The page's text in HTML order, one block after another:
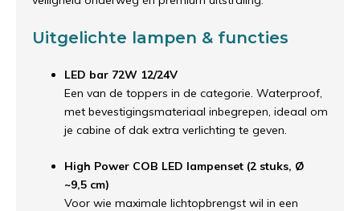
Uitgelichte lampen & functies
LED bar 72W 12/24V
Een van de toppers in de categorie. Waterproof,
met bevestigingsmateriaal inbegrepen, ideaal om
je cabine of dak extra verlichting te geven.
High Power COB LED lampenset (2 stuks, Ø
~9,5 cm)
Voor wie maximale lichtopbrengst wil in een